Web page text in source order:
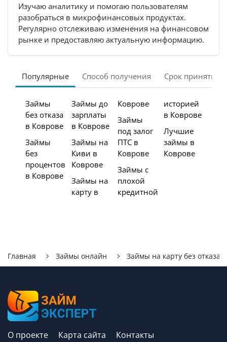
Изучаю аналитику и помогаю пользователям
разобраться в микрофинансовых продуктах.
Регулярно отслеживаю изменения на финансовом
рынке и предоставляю актуальную информацию.
Популярные Способ получения Срок принятия
Займы
без отказа
в Коврове
Займы
без
процентов
в Коврове
Займы до
зарплаты
в Коврове
Займы на
Киви в
Коврове
Займы на
карту в
Коврове
Займы
под залог
ПТС в
Коврове
Займы с
плохой
кредитной
историей
в Коврове
Лучшие
займы в
Коврове
Главная Займы онлайн Займы на карту без отказа
О проекте Карта сайта Контакты